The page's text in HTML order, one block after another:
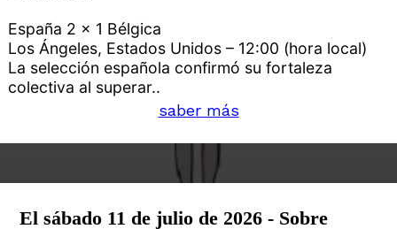
España 2 x 1 Bélgica
Los Ángeles, Estados Unidos – 12:00 (hora local)
La selección española confirmó su fortaleza
colectiva al superar..
saber más
El sábado 11 de julio de 2026 - Sobre